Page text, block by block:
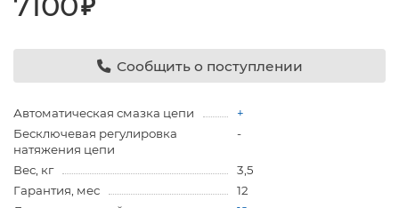
₽
Сообщить о поступлении
Автоматическая смазка цепи
+
Бесключевая регулировка
натяжения цепи
-
Вес, кг
3,5
Гарантия, мес
12